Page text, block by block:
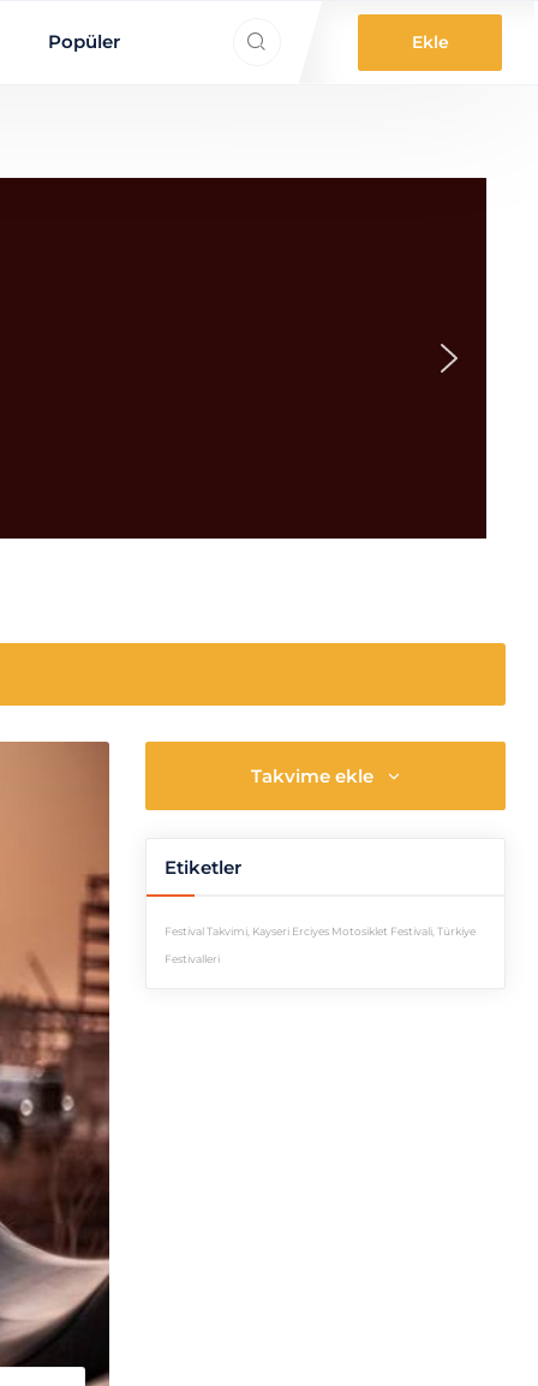
Popüler Ekle
ne aradınız?
Takvime ekle
Etiketler
Festival Takvimi Kayseri Erciyes Motosiklet Festivali ,Türkiye
Festivalleri